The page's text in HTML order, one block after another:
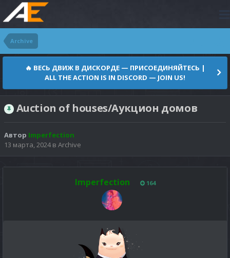
Archive
🔥 ВЕСЬ ДВИЖ В ДИСКОРДЕ — ПРИСОЕДИНЯЙТЕСЬ |
ALL THE ACTION IS IN DISCORD — JOIN US!
Auction of houses/Аукцион домов
Автор Imperfection
13 марта, 2024в Archive
Imperfection 164